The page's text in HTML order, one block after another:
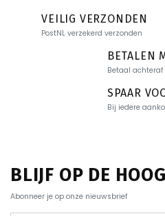
VEILIG VERZONDEN
PostNL verzekerd verzonden
BETALEN
Betaal
SPAAR
Bij iedere
BLIJF OP DE
Abonneer je op onze nieuwsbrief